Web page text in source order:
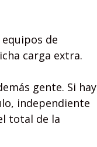
de
carga extra.
gente. Si hay
independiente
total de la